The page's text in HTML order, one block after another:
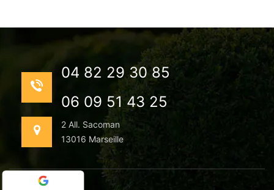
04 82 29 30 85
06 09 51 43 25
2 All. Sacoman
13016 Marseille